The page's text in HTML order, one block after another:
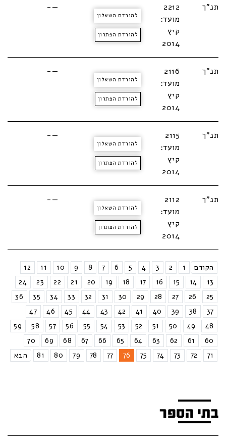
תנ"ך
2212
מועד:
קיץ
2014
להורדת השאלון
להורדת הפתרון
—-
תנ"ך
2116
מועד:
קיץ
2014
להורדת השאלון
להורדת הפתרון
—-
תנ"ך
2115
מועד:
קיץ
2014
להורדת השאלון
להורדת הפתרון
—-
תנ"ך
2112
מועד:
קיץ
2014
להורדת השאלון
להורדת הפתרון
—-
הקודם 1
2
3
4
5
6
7
8
9
10
11
12
13
14
15
16
17
18
19
20
21
22
23
24
25
26
27
28
29
30
31
32
33
34
35
36
37
38
39
40
41
42
43
44
45
46
47
48
49
50
51
52
53
54
55
56
57
58
59
60
61
62
63
64
65
66
67
68
69
70
71
72
73
74
75
76
77
78
79
80
81 הבא
בתי הספר